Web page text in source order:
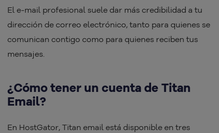
El e-mail profesional suele dar más credibilidad a tu
dirección de correo electrónico, tanto para quienes se
comunican contigo como para quienes reciben tus
mensajes.
¿Cómo tener un cuenta de Titan
Email?
En HostGator, Titan email está disponible en tres